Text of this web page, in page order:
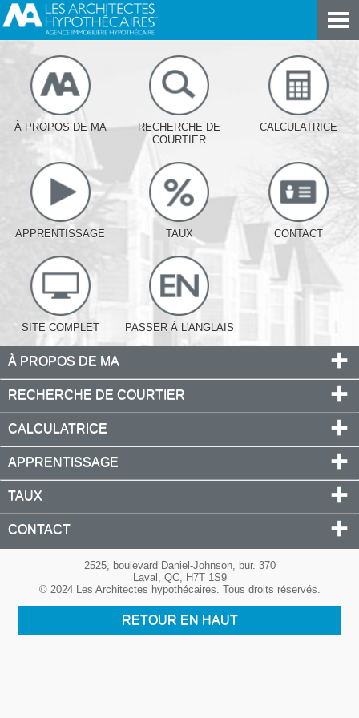
À PROPOS DE MA
RECHERCHE DE
COURTIER
CALCULATRICE
APPRENTISSAGE TAUX CONTACT
SITE COMPLET PASSER À L'ANGLAIS
À PROPOS DE MA
RECHERCHE DE COURTIER
CALCULATRICE
APPRENTISSAGE
TAUX
CONTACT
2525, boulevard Daniel-Johnson, bur. 370
Laval, QC, H7T 1S9
© 2024 Les Architectes hypothécaires. Tous droits réservés.
RETOUR EN HAUT